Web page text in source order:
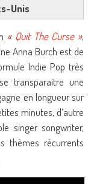
Unis
« Quit The Curse »,
Anna Burch est de
Indie Pop très
transparaitre une
en longueur sur
minutes, d’autre
singer songwriter,
thèmes récurrents